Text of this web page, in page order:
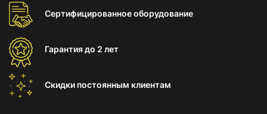
Сертифицированноеоборудование
Гарантиядо 2 лет
Скидки постоянным клиентам